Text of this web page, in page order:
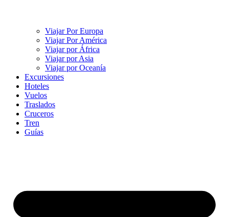
Viajar Por Europa
Viajar Por América
Viajar por África
Viajar por Asia
Viajar por Oceanía
Excursiones
Hoteles
Vuelos
Traslados
Cruceros
Tren
Guías